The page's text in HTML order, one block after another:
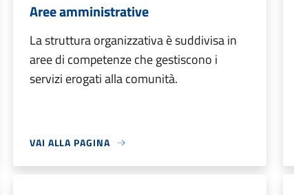
Aree amministrative
La struttura organizzativa è suddivisa in
aree di competenze che gestiscono i
servizi erogati alla comunità.
VAI ALLA PAGINA